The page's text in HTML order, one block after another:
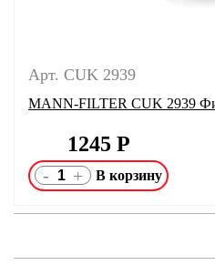
Арт. CUK 2939
MANN-FILTER CUK 2939
1245 Р
- +